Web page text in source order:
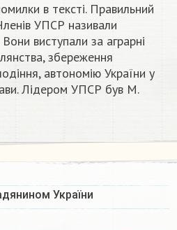
в тексті. Правильний
УПСР називали
виступали за аграрні
збереження
автономію України у
Лідером УПСР був М.
України​